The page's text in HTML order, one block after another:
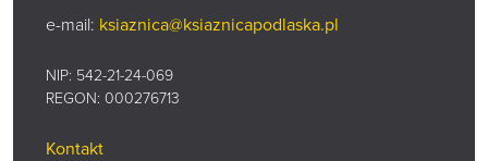
e-mail: ksiaznica@ksiaznicapodlaska.pl
NIP: 542-21-24-069
REGON: 000276713
Kontakt